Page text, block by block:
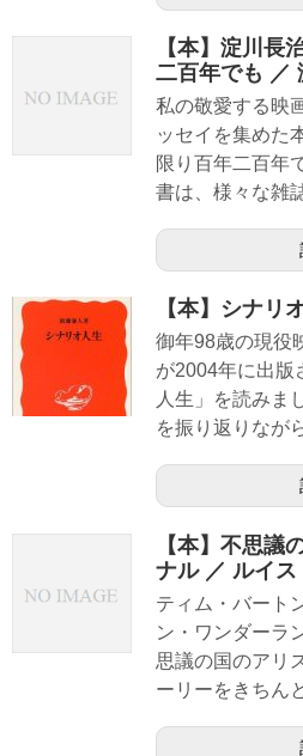
【本】淀川長
二百年でも ／
私の敬愛する映
ッセイを集めた
限り百年二百年
書は、様々な雑
【本】シナリ
御年98歳の現役
が2004年に出版
人生」を読みま
を振り返りなが
【本】不思議
ナル ／ ルイ
ティム・バート
ン・ワンダーラ
思議の国のアリ
ーリーをきちん